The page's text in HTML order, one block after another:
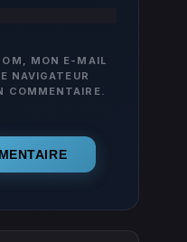
MON E-MAIL
NAVIGATEUR
COMMENTAIRE.